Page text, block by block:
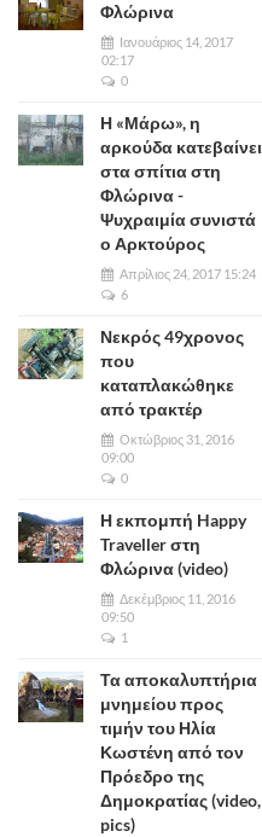
Φλώρινα
Ιανουάριος 14, 2017
02:17
0
Η «Μάρω», η
αρκούδα κατεβαίνει
στα σπίτια στη
Φλώρινα -
Ψυχραιμία συνιστά
ο Αρκτούρος
Απρίλιος 24, 2017 15:24
6
Νεκρός 49χρονος
που
καταπλακώθηκε
από τρακτέρ
Οκτώβριος 31, 2016
09:00
0
Η εκπομπή Happy
Traveller στη
Φλώρινα (video)
Δεκέμβριος 11, 2016
09:50
1
Τα αποκαλυπτήρια
μνημείου προς
τιμήν του Ηλία
Κωστένη από τον
Πρόεδρο της
Δημοκρατίας (video,
pics)